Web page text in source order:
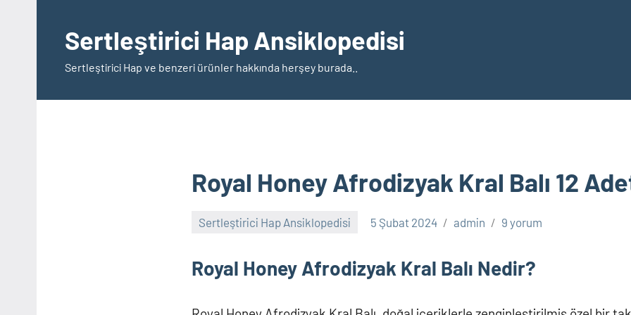
Sertleştirici Hap Ansiklopedisi
Sertleştirici Hap ve benzeri ürünler hakkında herşey burada..
Royal Honey Afrodizyak Kral Balı 12
Sertleştirici Hap Ansiklopedisi 5 Şubat 2024 admin 9 yorum
Royal Honey Afrodizyak Kral Balı Nedir?